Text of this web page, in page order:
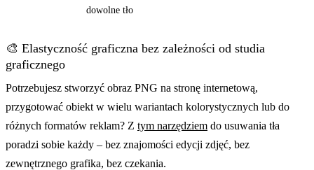
dowolne tło
🎨 Elastyczność graficzna bez zależności od studia
graficznego
Potrzebujesz stworzyć obraz PNG na stronę internetową,
przygotować obiekt w wielu wariantach kolorystycznych lub do
różnych formatów reklam? Z tym narzędziem do usuwania tła
poradzi sobie każdy – bez znajomości edycji zdjęć, bez
zewnętrznego grafika, bez czekania.